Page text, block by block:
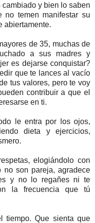
y bien lo saben
temen manifestar su
abiertamente.
de 35, muchas de
a sus madres y
es dejarse conquistar?
que te lances al vacío
tus valores, pero te voy
contribuir a que el
en ti.
le entra por los ojos,
dieta y ejercicios,
elogiándolo con
no son pareja, agradece
y no lo regañes ni te
la frecuencia que tú
tiempo. Que sienta que